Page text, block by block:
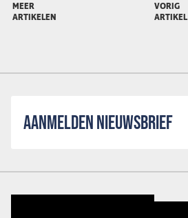
MEER
ARTIKELEN
VORIG
ARTIKEL
AANMELDEN NIEUWSBRIEF